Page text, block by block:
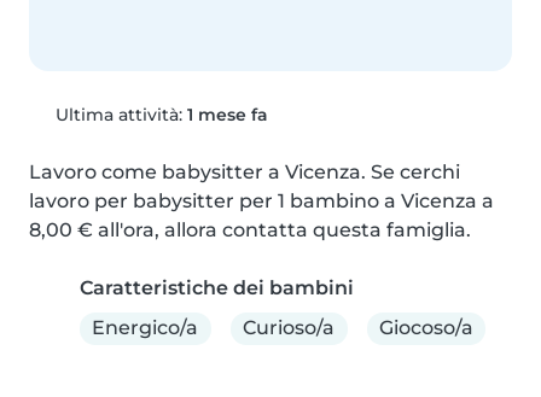
Ultima attività: 1 mese fa
Lavoro come babysitter a Vicenza. Se cerchi
lavoro per babysitter per 1 bambino a Vicenza a
8,00 € all'ora, allora contatta questa famiglia.
Caratteristiche dei bambini
Energico/a
Curioso/a Giocoso/a